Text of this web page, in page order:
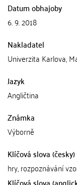
Datum obhajoby
6. 9. 2018
Nakladatel
Univerzita Karlova,
Jazyk
Angličtina
Známka
Výborně
Klíčová slova (česky)
hry, rozpoznávání